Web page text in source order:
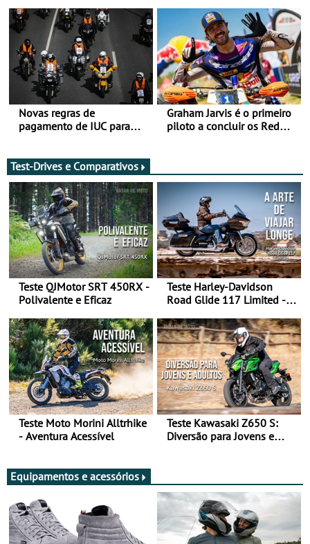
Novas regras de
pagamento de IUC para
Graham Jarvis é o primeiro
piloto a concluir os Red
Test-Drives e Comparativos
Teste QJMotor SRT 450RX -
Polivalente e Eficaz
Teste Harley-Davidson
Road Glide 117 Limited - A
Teste Moto Morini Alltrhike
- Aventura Acessível
Teste Kawasaki Z650 S:
Diversão para Jovens e
Equipamentos e acessórios